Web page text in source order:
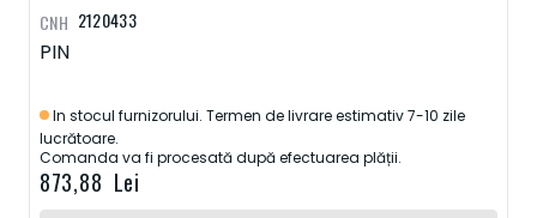
2120433
PIN
In stocul furnizorului. Termen de livrare estimativ 7-10 zile
lucrătoare.
Comanda va fi procesată după efectuarea plății.
873,88 Lei
CNH